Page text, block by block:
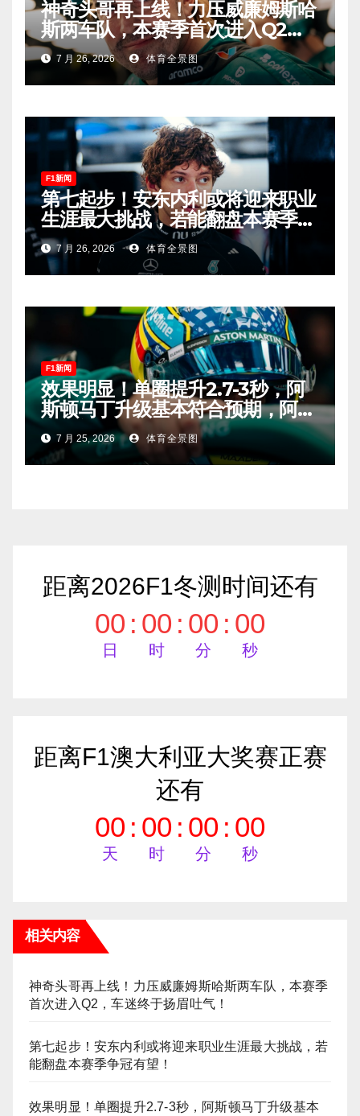
神奇头哥再上线！力压威廉姆斯哈
斯两车队，本赛季首次进入Q2，
车迷终于扬眉吐气！
7 月 26, 2026 体育全景图
F1新闻
第七起步！安东内利或将迎来职业
生涯最大挑战，若能翻盘本赛季争
冠有望！
7 月 26, 2026 体育全景图
F1新闻
效果明显！单圈提升2.7-3秒，阿
斯顿马丁升级基本符合预期，阿隆
索有望在匈牙利进入Q2！
7 月 25, 2026 体育全景图
距离2026F1冬测时间还有
00
日
: 00
时
: 00
分
: 00
秒
距离F1澳大利亚大奖赛正赛
还有
00
天
: 00
时
: 00
分
: 00
秒
相关内容
神奇头哥再上线！力压威廉姆斯哈斯两车队，本赛季
首次进入Q2，车迷终于扬眉吐气！
第七起步！安东内利或将迎来职业生涯最大挑战，若
能翻盘本赛季争冠有望！
效果明显！单圈提升2.7-3秒，阿斯顿马丁升级基本